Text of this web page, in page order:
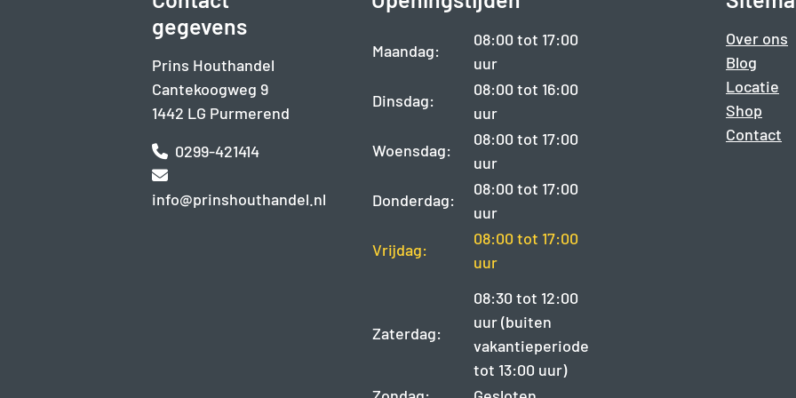
gegevens
Prins Houthandel
Cantekoogweg 9
1442 LG Purmerend
0299-421414
info@prinshouthandel.nl
Maandag:
08:00 tot 17:00
uur
Dinsdag:
08:00 tot 16:00
uur
Woensdag:
08:00 tot 17:00
uur
Donderdag:
08:00 tot 17:00
uur
Vrijdag:
08:00 tot 17:00
uur
Zaterdag:
08:30 tot 12:00
uur (buiten
vakantieperiode
tot 13:00 uur)
Over ons
Blog
Locatie
Shop
Contact